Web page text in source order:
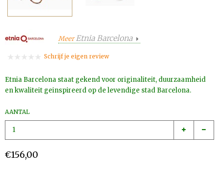
Meer Etnia Barcelona
Schrijf je eigen review
Etnia Barcelona staat gekend voor originaliteit, duurzaamheid
en kwaliteit geinspireerd op de levendige stad Barcelona.
AANTAL
€156,00